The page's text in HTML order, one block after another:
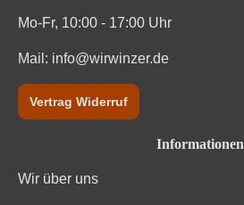
Mo-Fr, 10:00 - 17:00 Uhr
Mail: info@wirwinzer.de
Vertrag Widerruf
Informationen
Wir über uns